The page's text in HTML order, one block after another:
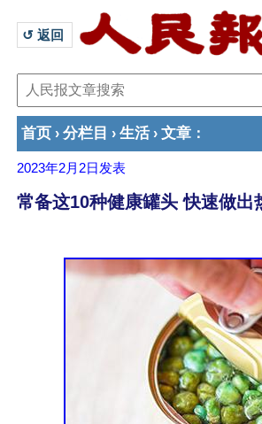
↺ 返回
首页 › 分栏目 › 生活 › 文章 ：
2023年2月2日 发表
常备这10种健康罐头 快速做出